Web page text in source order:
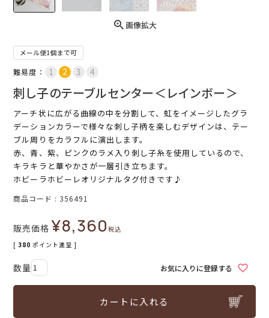
画像拡大
メール便1個まで可
難易度：
刺し子のテーブルセンター＜レインボー＞
アーチ状に広がる曲線の中を分割して、虹をイメージしたグラ
デーションカラーで様々な刺し子柄を楽しむデザインは、テー
ブル周りをカラフルに演出します。
赤、青、紫、ピンクのラメ入り刺し子糸を使用しているので、
キラキラと華やかさが一層引き立ちます。
ホビーラホビーレオリジナルタグ付きです♪
商品コード 356491
販売価格 ¥8,360税込
[ 380 ポイント進呈 ]
お気に入りに登録する
カートに入れる